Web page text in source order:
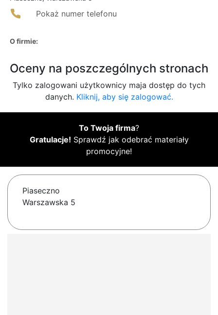
Pokaż numer telefonu
O firmie:
Oceny na poszczególnych stronach
Tylko zalogowani użytkownicy maja dostęp do tych
danych. Kliknij, aby się zalogować.
To Twoja firma?
Gratulacje! Sprawdź jak odebrać materiały
promocyjne!
Piaseczno
Warszawska 5